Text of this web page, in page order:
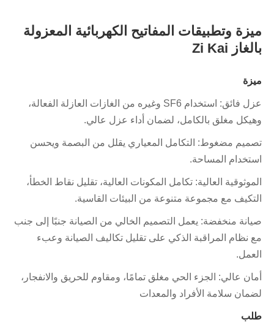
ميزة وتطبيقات المفاتيح الكهربائية المعزولة
بالغاز Zi Kai
ميزة
عزل فائق: استخدام SF6 وغيره من الغازات العازلة الفعالة،
وهيكل مغلق بالكامل، لضمان أداء عزل عالي.
تصميم مضغوط: التكامل المعياري يقلل من البصمة ويحسن
استخدام المساحة.
الموثوقية العالية: تكامل المكونات العالية، تقليل نقاط الخطأ،
التكيف مع مجموعة متنوعة من البيئات القاسية.
صيانة منخفضة: يعمل التصميم الخالي من الصيانة جنبًا إلى جنب
مع نظام المراقبة الذكي على تقليل تكاليف الصيانة وعبء
العمل.
أمان عالي: الجزء الحي مغلق تمامًا، ومقاوم للحريق والانفجار،
لضمان سلامة الأفراد والمعدات
طلب